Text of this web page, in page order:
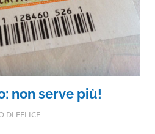
non serve più!
DI FELICE